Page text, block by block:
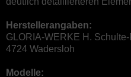
Herstellerangaben:
GLORIA-WERKE H.
4724 Wadersloh
Modelle: